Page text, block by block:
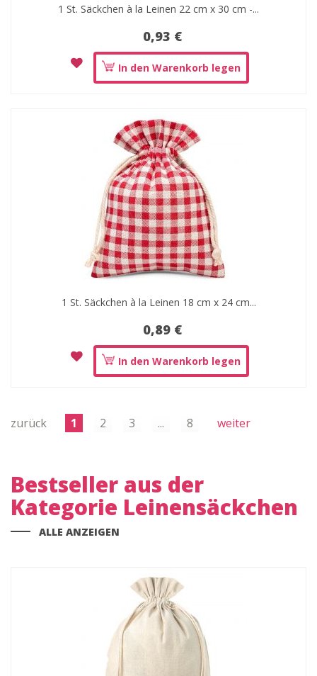
1 St. Säckchen à la Leinen 22 cm x 30 cm -...
0,93 €
In den Warenkorb legen
1 St. Säckchen à la Leinen 18 cm x 24 cm...
0,89 €
In den Warenkorb legen
zurück 1 2 3 ... 8 weiter
Bestseller aus der
Kategorie Leinensäckchen
ALLE ANZEIGEN